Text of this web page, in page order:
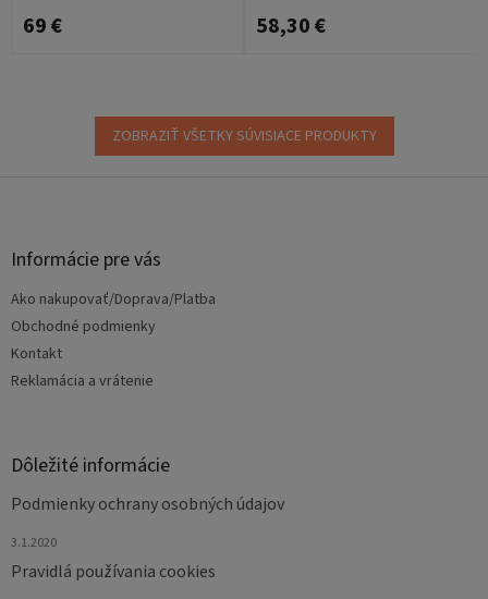
69 € 58,30 €
ZOBRAZIŤ VŠETKY SÚVISIACE PRODUKTY
Informácie pre vás
Ako nakupovať/Doprava/Platba
Obchodné podmienky
Kontakt
Reklamácia a vrátenie
Dôležité informácie
Podmienky ochrany osobných údajov
3.1.2020
Pravidlá používania cookies